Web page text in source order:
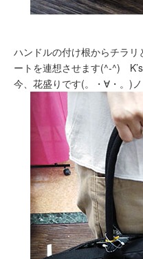
ハンドルの付け根からチラ
ートを連想させます(^-^)
今、花盛りです(。・∀・。)